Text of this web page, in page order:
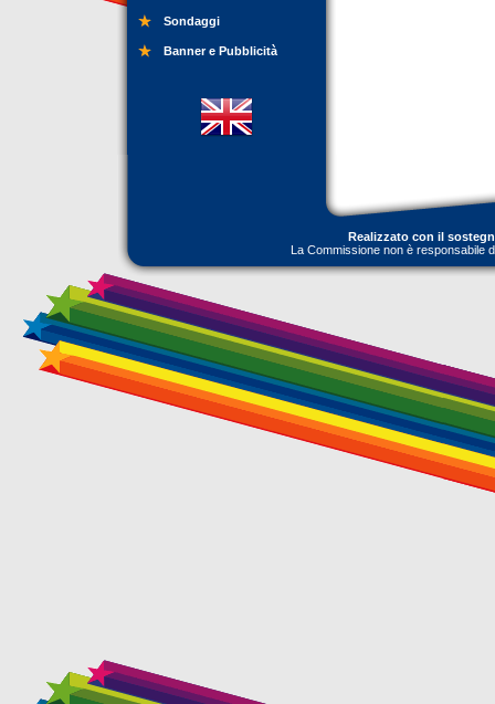
Sondaggi
Banner e Pubblicità
Realizzato con il
La Commissione non è responsabile